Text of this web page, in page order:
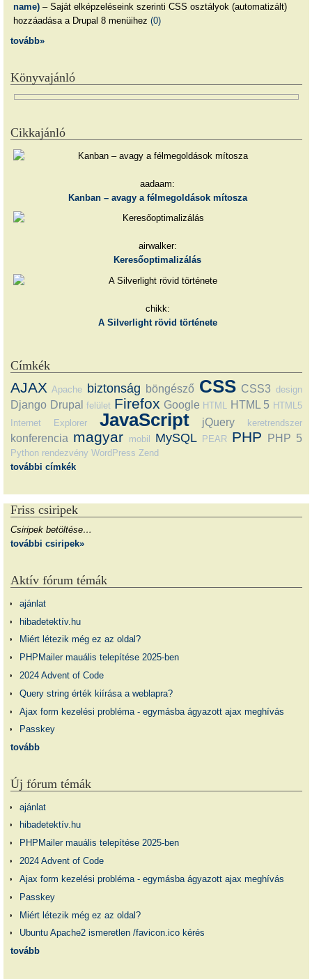
name)– Saját elképzeléseink szerinti CSS osztályok (automatizált)
hozzáadása a Drupal 8 menüihez (0)
tovább»
Könyvajánló
Cikkajánló
aadaam:
Kanban – avagy a félmegoldások mítosza
airwalker:
Keresőoptimalizálás
chikk:
A Silverlight rövid története
Címkék
AJAX Apache biztonság böngésző CSS CSS3 design
Django Drupal felület Firefox Google HTML HTML 5 HTML5
Internet Explorer
JavaScript jQuery keretrendszer
konferencia magyar mobil MySQL PEAR PHP PHP 5
Python rendezvény WordPress Zend
további címkék
Friss csiripek
Csiripek betöltése…
további csiripek»
Aktív fórum témák
ajánlat
hibadetektív.hu
Miért létezik még ez az oldal?
PHPMailer mauális telepítése 2025-ben
2024 Advent of Code
Query string érték kiírása a weblapra?
Ajax form kezelési probléma - egymásba ágyazott ajax meghívás
Passkey
tovább
Új fórum témák
ajánlat
hibadetektív.hu
PHPMailer mauális telepítése 2025-ben
2024 Advent of Code
Ajax form kezelési probléma - egymásba ágyazott ajax meghívás
Passkey
Miért létezik még ez az oldal?
Ubuntu Apache2 ismeretlen /favicon.ico kérés
tovább